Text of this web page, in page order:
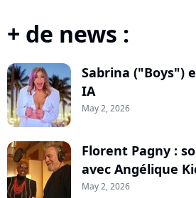
+ de news :
Sabrina ("Boys")
IA
May 2, 2026
Florent Pagny :
avec Angélique
May 2, 2026